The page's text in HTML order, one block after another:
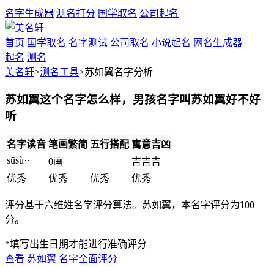
名字生成器 测名打分 国学取名 公司起名
首页 国学取名 名字测试 公司取名 小说起名 网名生成器
起名 测名
美名轩>测名工具>苏如翼名字分析
苏如翼这个名字怎么样，男孩名字叫苏如翼好不好
听
名字读音 笔画繁简 五行搭配 寓意吉凶
sūsù··
0画 吉吉吉
优秀
优秀 优秀 优秀
评分基于六维姓名学评分算法。苏如翼，本名字评分为100
分。
*填写出生日期才能进行准确评分
查看 苏如翼 名字全面评分